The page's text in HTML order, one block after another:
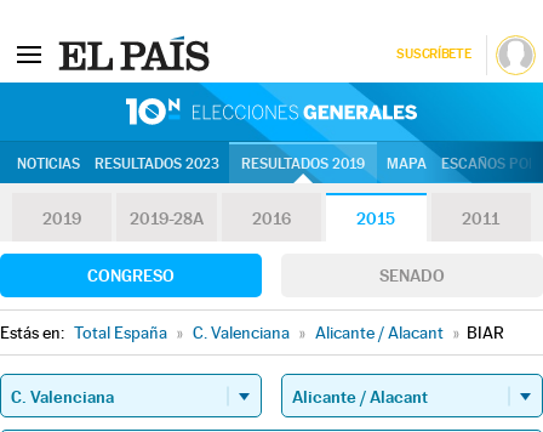
SUSCRÍBETE
NOTICIAS RESULTADOS 2023 RESULTADOS 2019 MAPA ESCAÑOS
2019 2019-28A 2016 2015 2011
CONGRESO SENADO
Estás en: Total España » C. Valenciana » Alicante / Alacant » BIAR